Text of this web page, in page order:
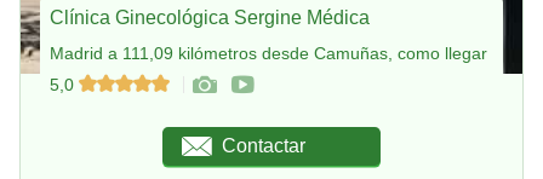
Clínica Ginecológica Sergine Médica
Madrid a 111,09 kilómetros desde Camuñas, como llegar
5,0
Contactar